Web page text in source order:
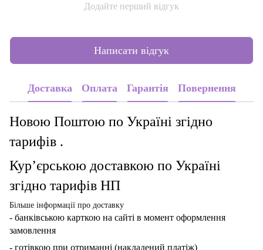
Додайте перший відгук
Написати відгук
Доставка Оплата Гарантія Повернення
Новою Поштою по Україні згідно
тарифів .
Кур’єрською доставкою по Україні
згідно тарифів НП
Більше інформації про доставку
- банківською карткою на сайті в момент оформлення
замовлення
- готівкою при отриманні (накладений платіж)